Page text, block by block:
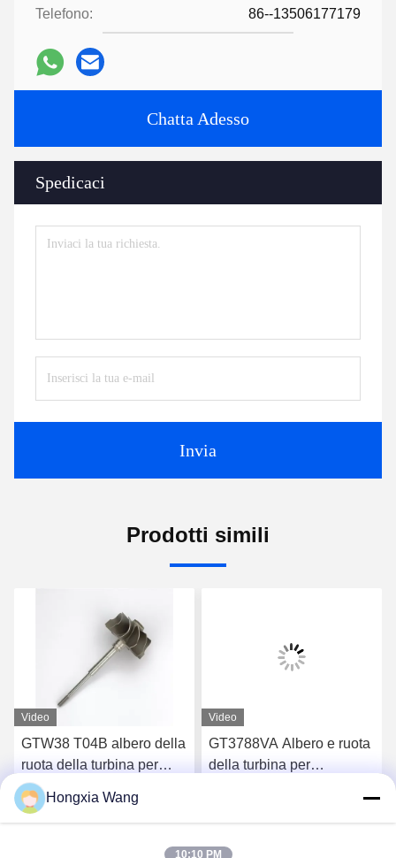
Telefono: 86--13506177179
Chatta Adesso
Spedicaci
Invia
Prodotti simili
Video
GTW38 T04B albero della
ruota della turbina per
turbocompressori 407276-
6 407276-19 446905-2
446905-5Chatta Adesso
Video
GT3788VA Albero e ruota
della turbina per
5002S
Chatta Adesso
Hongxia Wang
10:10 PM